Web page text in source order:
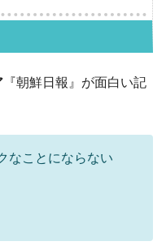
の輸出入」絶好調。半導
％もある
な雇用対策だソレ。
2026年07月は4,279億ド
なのか。選管がサーバ
『朝鮮日報』が面白い記
なことにならない